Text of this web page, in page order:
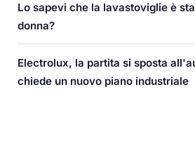
Lo sapevi che la lavastoviglie è
donna?
Electrolux, la partita si sposta
chiede un nuovo piano industriale